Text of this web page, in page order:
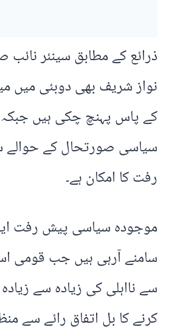
ذرائع کے مطابق سینئر
نواز شریف بھی دوبئی میں
کے پاس پہنچ چکی ہیں جبکہ
سیاسی صورتحال کے
رفت کا امکان ہے۔
موجودہ سیاسی پیش رفت
سامنے آرہی ہیں جب قومی
کرنے کا بل اتفاق رائے سے